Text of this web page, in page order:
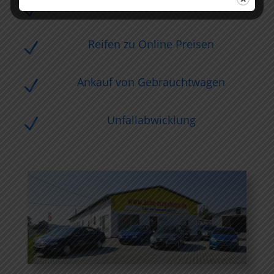
N
N Reifen zu Online Preisen
N Ankauf von Gebrauchtwagen
N Unfallabwicklung